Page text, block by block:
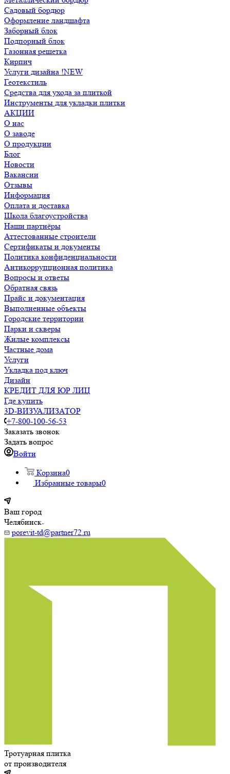
Садовый бордюр
Оформление ландшафта
Заборный блок
Подпорный блок
Газонная решетка
Кирпич
Услуги дизайна !NEW
Геотекстиль
Средства для ухода за плиткой
Инструменты для укладки плитки
АКЦИИ
О нас
О заводе
О продукции
Блог
Новости
Вакансии
Отзывы
Информация
Оплата и доставка
Школа благоустройства
Наши партнёры
Аттестованные строители
Сертификаты и документы
Политика конфиденциальности
Антикоррупционная политика
Вопросы и ответы
Обратная связь
Прайс и документация
Выполненные объекты
Городские территории
Парки и скверы
Жилые комплексы
Частные дома
Услуги
Укладка под ключ
Дизайн
КРЕДИТ ДЛЯ ЮР ЛИЦ
Где купить
3D-ВИЗУАЛИЗАТОР
+7-800-100-56-53
Заказать звонок
Задать вопрос
Войти
Корзина0
Избранные товары0
Ваш город
Челябинск
porevit-td@partner72.ru
Тротуарная плитка
от производителя